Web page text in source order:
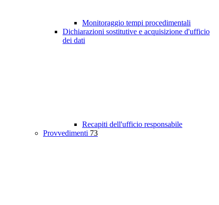
Monitoraggio tempi procedimentali
Dichiarazioni sostitutive e acquisizione d'ufficio
dei dati
Recapiti dell'ufficio responsabile
Provvedimenti 73